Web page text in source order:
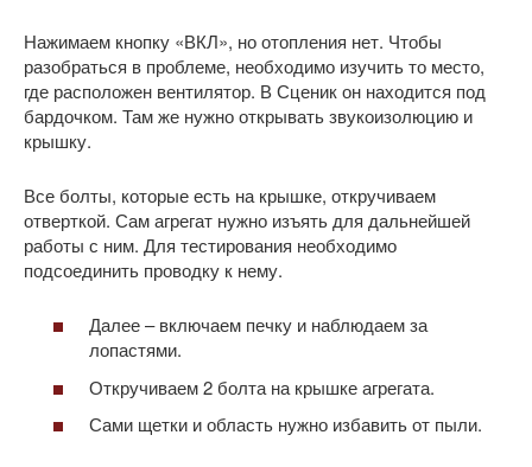
Нажимаем кнопку «ВКЛ», но отопления нет. Чтобы
разобраться в проблеме, необходимо изучить то место,
где расположен вентилятор. В Сценик он находится под
бардочком. Там же нужно открывать звукоизолюцию и
крышку.
Все болты, которые есть на крышке, откручиваем
отверткой. Сам агрегат нужно изъять для дальнейшей
работы с ним. Для тестирования необходимо
подсоединить проводку к нему.
Далее – включаем печку и наблюдаем за
лопастями.
Откручиваем 2 болта на крышке агрегата.
Сами щетки и область нужно избавить от пыли.